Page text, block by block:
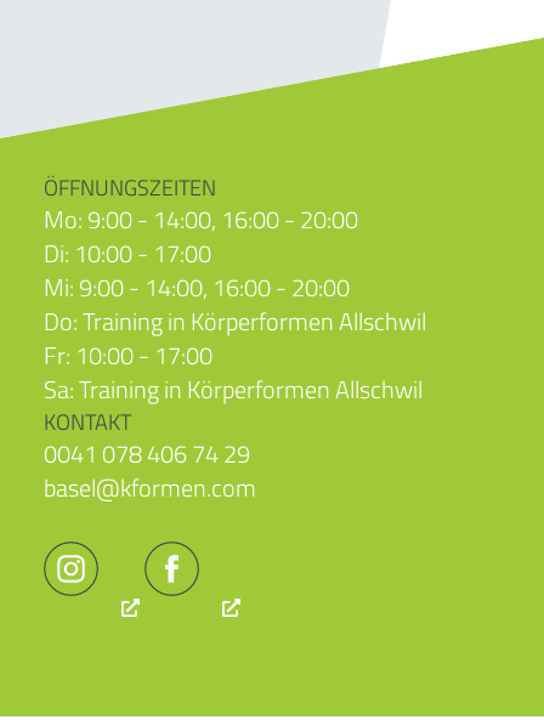
ÖFFNUNGSZEITEN
Mo: 9:00 - 14:00, 16:00 - 20:00
Di: 10:00 - 17:00
Mi: 9:00 - 14:00, 16:00 - 20:00
Do: Training in Körperformen Allschwil
Fr: 10:00 - 17:00
Sa: Training in Körperformen Allschwil
KONTAKT
0041 078 406 74 29
basel@kformen.com